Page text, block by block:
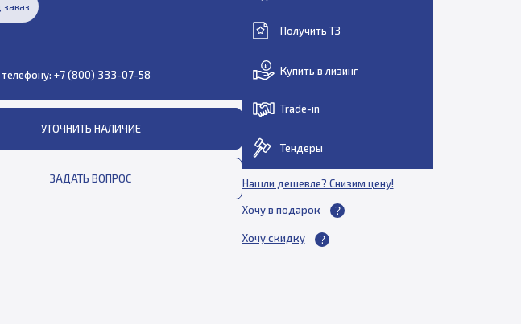
заказ
+7 (800) 333-07-58
УТОЧНИТЬ НАЛИЧИЕ
ЗАДАТЬ ВОПРОС
Получить ТЗ
Купить в лизинг
Trade-in
Тендеры
Нашли дешевле? Снизим цену!
Хочу в подарок
Хочу скидку